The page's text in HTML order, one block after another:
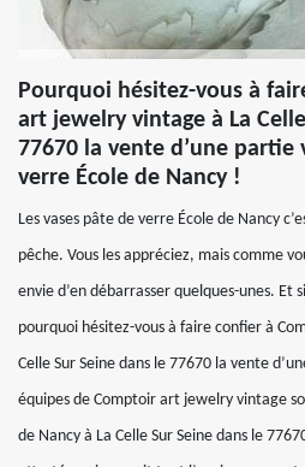
Pourquoi hésitez-vous à
art jewelry vintage à La
77670 la vente d’une partie
verre École de Nancy !
Les vases pâte de verre École de Nancy
pêche. Vous les appréciez, mais comme
envie d’en débarrasser quelques-unes. Et
pourquoi hésitez-vous à faire confier à
Celle Sur Seine dans le 77670 la vente
équipes de Comptoir art jewelry vintage
de Nancy à La Celle Sur Seine dans le